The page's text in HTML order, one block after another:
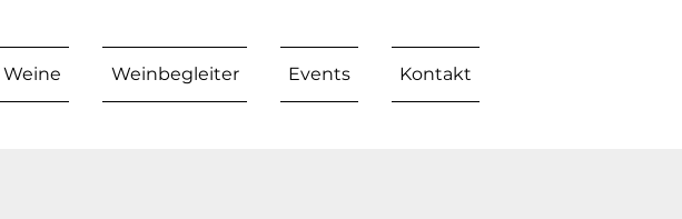
Weine Weinbegleiter Events Kontakt